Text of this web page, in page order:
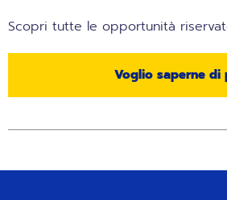
Scopri tutte le opportunità
Voglio saperne di